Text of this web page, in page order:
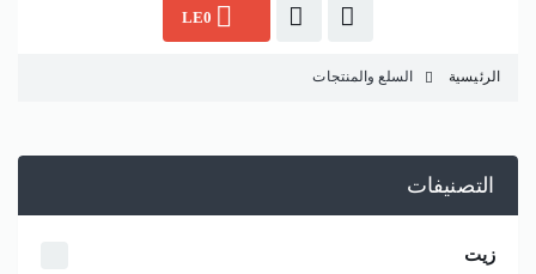
LE0
الرئيسية السلع والمنتجات
التصنيفات
زيت